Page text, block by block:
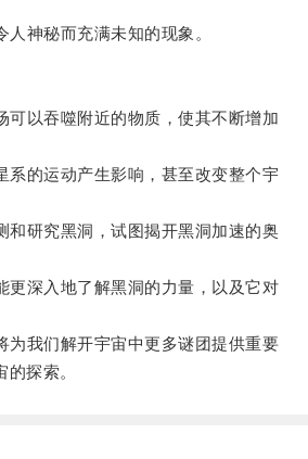
神秘而充满未知的现象。
以吞噬附近的物质，使其不断增加
的运动产生影响，甚至改变整个宇
研究黑洞，试图揭开黑洞加速的奥
深入地了解黑洞的力量，以及它对
我们解开宇宙中更多谜团提供重要
探索。